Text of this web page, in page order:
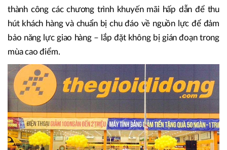
thành công các chương trình khuyến mãi hấp dẫn để thu
hút khách hàng và chuẩn bị chu đáo về nguồn lực để đảm
bảo năng lực giao hàng – lắp đặt không bị gián đoạn trong
mùa cao điểm.